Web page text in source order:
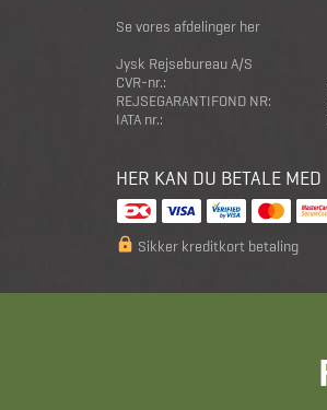
Se vores afdelinger her
Jysk Rejsebureau A/S
CVR-nr.:
REJSEGARANTIFOND NR:
IATA nr.:
HER KAN DU BETALE MED
Sikker kreditkort betaling